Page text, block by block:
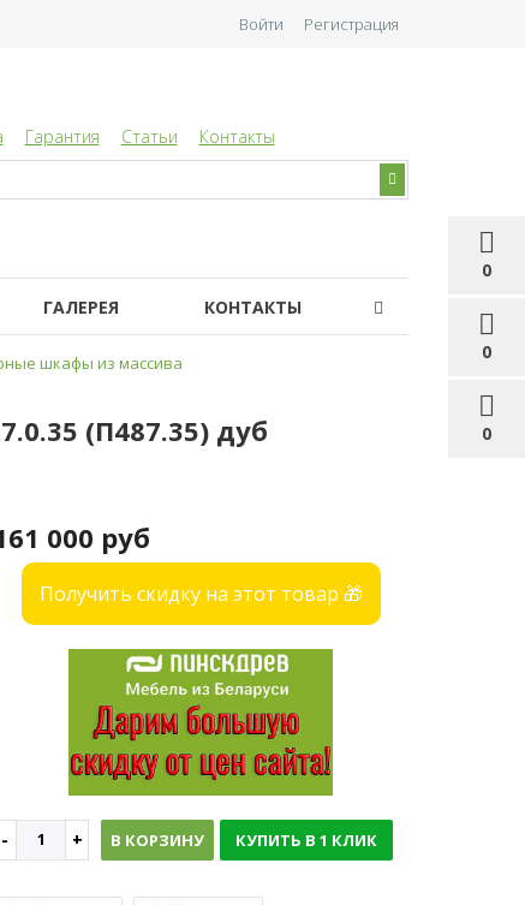
0
0
0
Войти Регистрация
Гарантия Статьи Контакты
ГАЛЕРЕЯ КОНТАКТЫ
шкафы из массива
(П487.35) дуб
000 руб
Получить скидку на этот товар 🎁
В КОРЗИНУ КУПИТЬ В 1 КЛИК